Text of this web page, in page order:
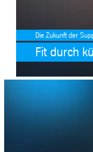
Die Zukunft der
Fit durch